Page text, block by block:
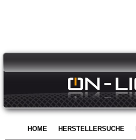
HOME HERSTELLERSUCHE